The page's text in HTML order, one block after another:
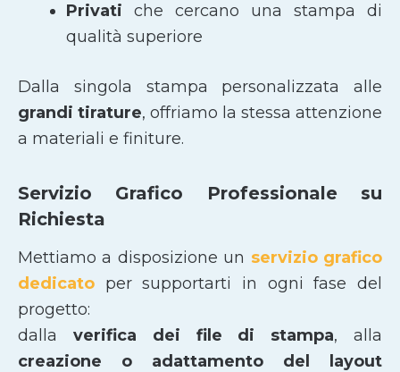
Privati che cercano una stampa di
qualità superiore
Dalla singola stampa personalizzata alle
grandi tirature, offriamo la stessa attenzione
a materiali e finiture.
Servizio Grafico Professionale su
Richiesta
Mettiamo a disposizione un servizio grafico
dedicato per supportarti in ogni fase del
progetto:
dalla verifica dei file di stampa, alla
creazione o adattamento del layout